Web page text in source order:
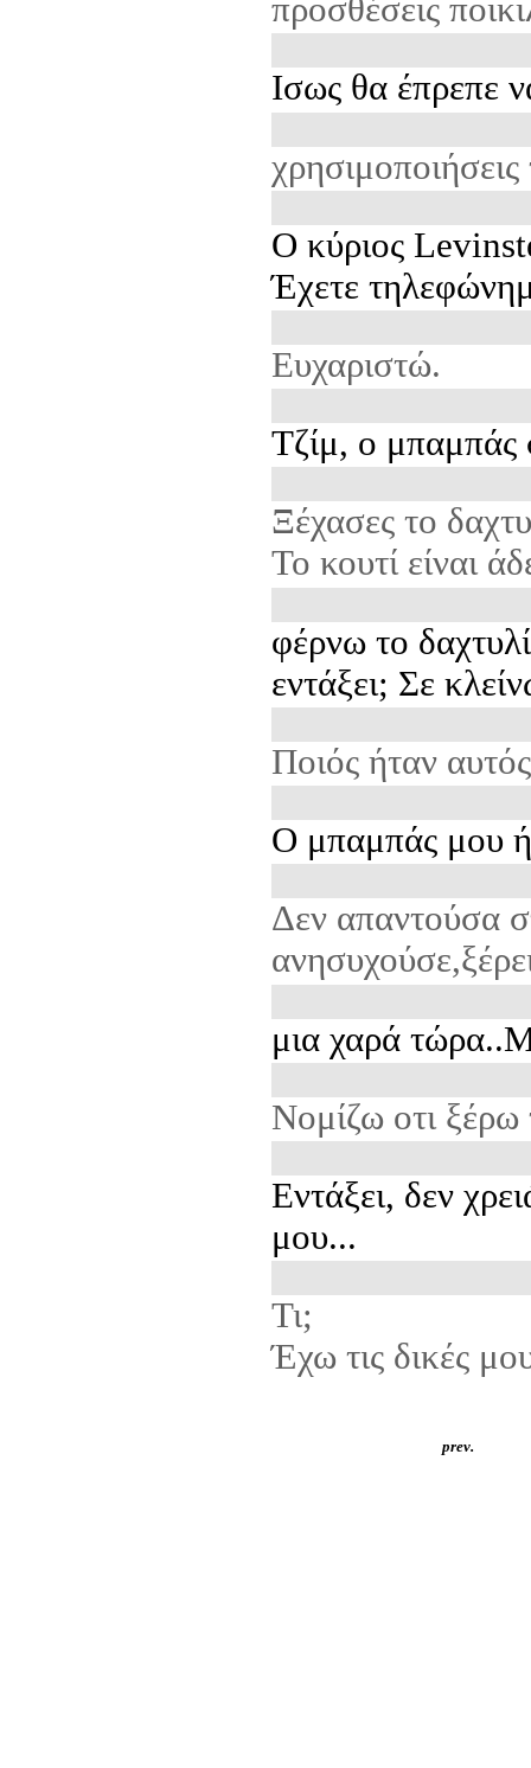
προσθέσεις
Ισως θα έπρεπε
Ο κύριος
Έχετε
Ευχαριστώ.
Τζίμ, ο μπαμπάς
Ξέχασες το
Το κουτί είναι
φέρνω το
εντάξει; Σε
Ποιός ήταν
Ο μπαμπάς μου
Δεν απαντούσα
μια χαρά
Νομίζω οτι ξέρω
Εντάξει, δεν
μου...
Τι;
Έχω τις δικές
prev.